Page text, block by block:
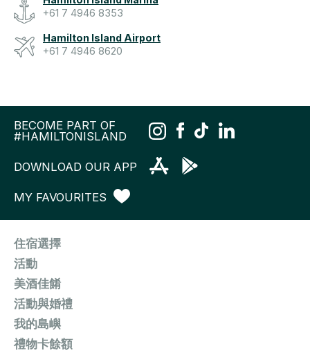
+61 7 4946 8353
Hamilton Island Airport
+61 7 4946 8620
BECOME PART OF
#HAMILTONISLAND
DOWNLOAD OUR APP
MY FAVOURITES
住宿選擇
活動
美酒佳餚
活動與婚禮
我的島嶼
禮物卡餘額